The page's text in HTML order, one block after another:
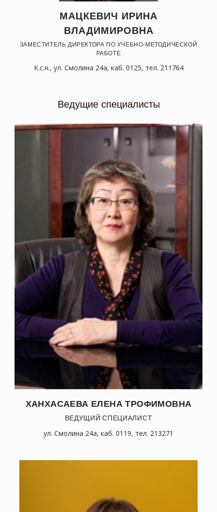
МАЦКЕВИЧ ИРИНА
ВЛАДИМИРОВНА
ЗАМЕСТИТЕЛЬ ДИРЕКТОРА ПО УЧЕБНО-МЕТОДИЧЕСКОЙ
РАБОТЕ
К.с.н., ул. Смолина 24а, каб. 0125, тел. 211764
Ведущие специалисты
ХАНХАСАЕВА ЕЛЕНА ТРОФИМОВНА
ВЕДУЩИЙ СПЕЦИАЛИСТ
ул. Смолина 24а, каб. 0119, тел. 213271